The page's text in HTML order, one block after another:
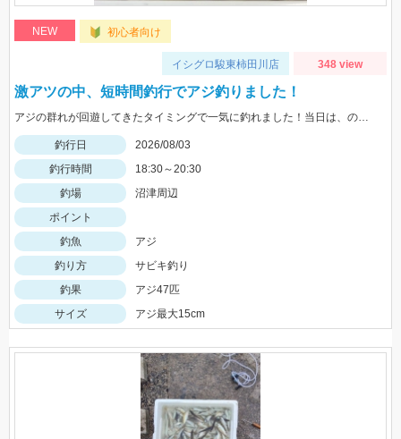
NEW 初心者向け
イシグロ駿東柿田川店 348 view
激アツの中、短時間釣行でアジ釣りました！
釣行日
2026/08/03
釣行時間
18:30～20:30
釣場
沼津周辺
ポイント
釣魚
アジ
釣り方
サビキ釣り
釣果
アジ47匹
サイズ
アジ最大15cm